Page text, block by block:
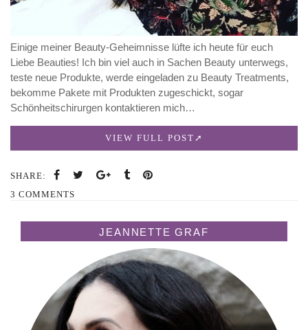
Einige meiner Beauty-Geheimnisse lüfte ich heute für euch
Liebe Beauties! Ich bin viel auch in Sachen Beauty unterwegs,
teste neue Produkte, werde eingeladen zu Beauty Treatments,
bekomme Pakete mit Produkten zugeschickt, sogar
Schönheitschirurgen kontaktieren mich…
VIEW FULL POST
SHARE:
3 COMMENTS
JEANNETTE GRAF